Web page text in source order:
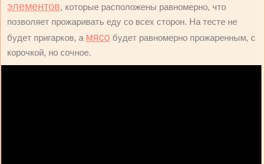
элементов, которые расположены равномерно, что
позволяет прожаривать еду со всех сторон. На тесте не
будет пригарков, а мясо будет равномерно прожаренным, с
корочкой, но сочное.